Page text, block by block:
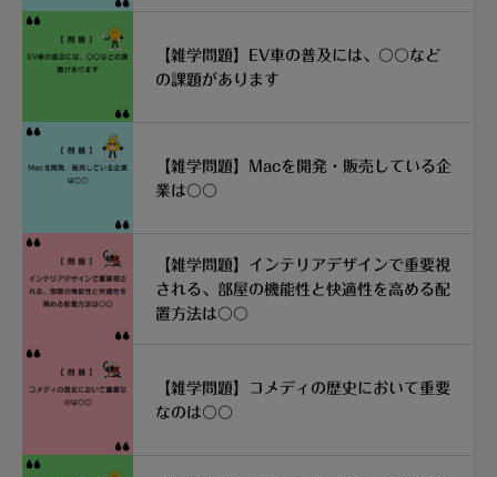
【雑学問題】EV車の普及には、〇〇など
の課題があります
【雑学問題】Macを開発・販売している企
業は〇〇
【雑学問題】インテリアデザインで重要視
される、部屋の機能性と快適性を高める配
置方法は〇〇
【雑学問題】コメディの歴史において重要
なのは〇〇